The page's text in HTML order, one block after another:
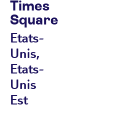
Times
Square
Etats-
Unis,
Etats-
Unis
Est